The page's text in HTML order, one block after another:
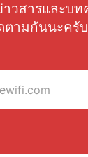
วสารและบ
ตามกันนะครับ